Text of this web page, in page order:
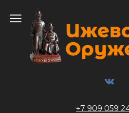
содержанию
+7 909 059